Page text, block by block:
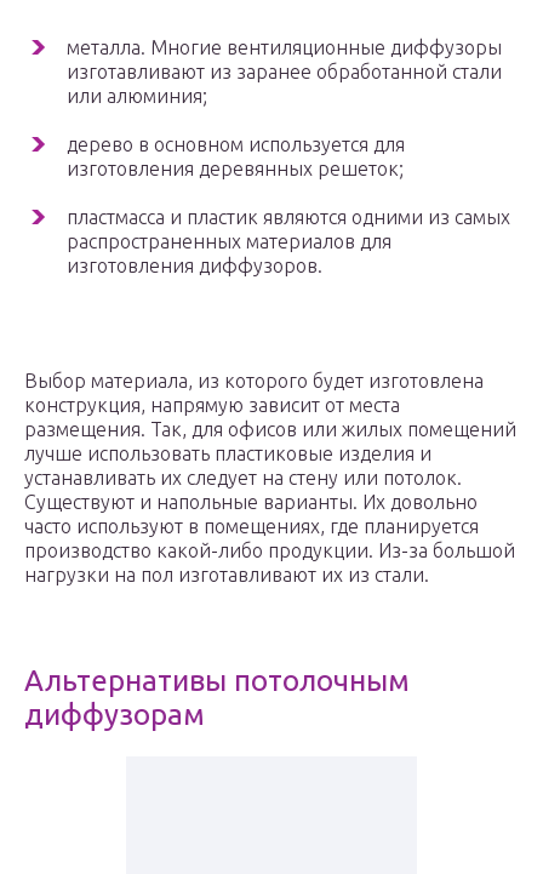
металла. Многие вентиляционные диффузоры
изготавливают из заранее обработанной стали
или алюминия;
дерево в основном используется для
изготовления деревянных решеток;
пластмасса и пластик являются одними из самых
распространенных материалов для
изготовления диффузоров.
Выбор материала, из которого будет изготовлена
конструкция, напрямую зависит от места
размещения. Так, для офисов или жилых помещений
лучше использовать пластиковые изделия и
устанавливать их следует на стену или потолок.
Существуют и напольные варианты. Их довольно
часто используют в помещениях, где планируется
производство какой-либо продукции. Из-за большой
нагрузки на пол изготавливают их из стали.
Альтернативы потолочным
диффузорам